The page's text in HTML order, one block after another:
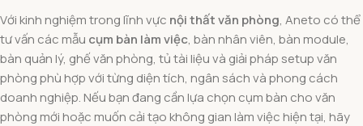
Với kinh nghiệm trong lĩnh vực nội thất văn phòng, Aneto có thể
tư vấn các mẫu cụm bàn làm việc, bàn nhân viên, bàn module,
bàn quản lý, ghế văn phòng, tủ tài liệu và giải pháp setup văn
phòng phù hợp với từng diện tích, ngân sách và phong cách
doanh nghiệp. Nếu bạn đang cần lựa chọn cụm bàn cho văn
phòng mới hoặc muốn cải tạo không gian làm việc hiện tại, hãy